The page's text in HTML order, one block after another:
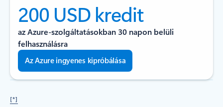
200 USD kredit
az Azure-szolgáltatásokban 30 napon belüli
felhasználásra
Az Azure ingyenes kipróbálása
[*]